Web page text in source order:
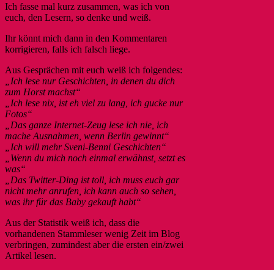
Ich fasse mal kurz zusammen, was ich von
euch, den Lesern, so denke und weiß.
Ihr könnt mich dann in den Kommentaren
korrigieren, falls ich falsch liege.
Aus Gesprächen mit euch weiß ich folgendes:
„Ich lese nur Geschichten, in denen du dich
zum Horst machst“
„Ich lese nix, ist eh viel zu lang, ich gucke nur
Fotos“
„Das ganze Internet-Zeug lese ich nie, ich
mache Ausnahmen, wenn Berlin gewinnt“
„Ich will mehr Sveni-Benni Geschichten“
„Wenn du mich noch einmal erwähnst, setzt es
was“
„Das Twitter-Ding ist toll, ich muss euch gar
nicht mehr anrufen, ich kann auch so sehen,
was ihr für das Baby gekauft habt“
Aus der Statistik weiß ich, dass die
vorhandenen Stammleser wenig Zeit im Blog
verbringen, zumindest aber die ersten ein/zwei
Artikel lesen.